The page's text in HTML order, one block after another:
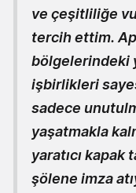
ve çeşitliliğe
tercih ettim.
bölgelerindeki
işbirlikleri
sadece
yaşatmakla
yaratıcı kapak
şölene imza